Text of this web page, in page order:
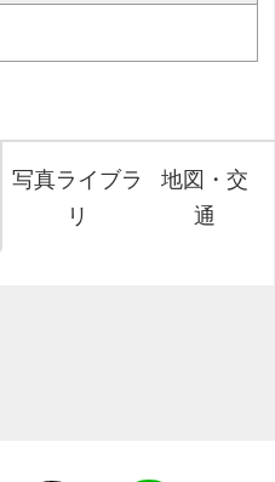
写真ライブラ
リ
地図・交
通